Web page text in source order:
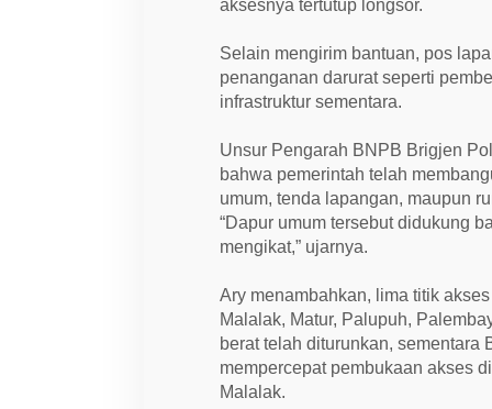
t
k
n
u
u
k
T
a
n
a
B
e
n
c
a
n
a
aksesnya tertutup longsor.
Selain mengirim bantuan, pos
penanganan darurat seperti
infrastruktur sementara.
Unsur Pengarah BNPB Brigjen
bahwa pemerintah telah
umum, tenda lapangan, maupun
“Dapur umum tersebut didukung
mengikat,” ujarnya.
Ary menambahkan, lima titik
Malalak, Matur, Palupuh,
berat telah diturunkan, sementara
mempercepat pembukaan akses
Malalak.